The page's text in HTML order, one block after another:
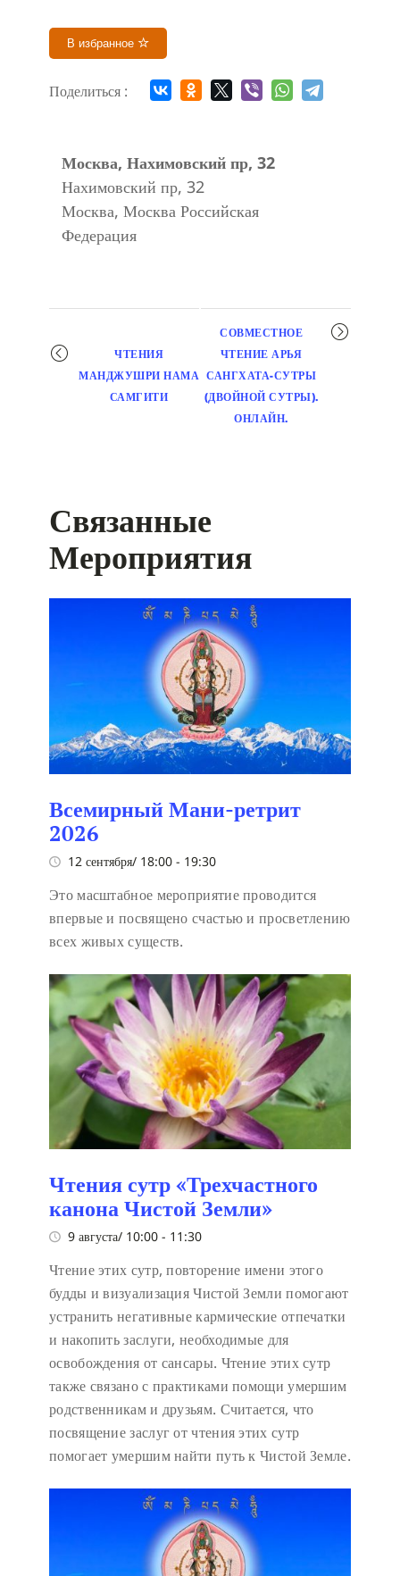
В избранное
Поделиться :
Москва, Нахимовский пр, 32
Нахимовский пр, 32
Москва, Москва Российская
Федерация
Мероприятие
навигация
ЧТЕНИЯ
МАНДЖУШРИ НАМА
САМГИТИ
СОВМЕСТНОЕ
ЧТЕНИЕ АРЬЯ
САНГХАТА-СУТРЫ
(ДВОЙНОЙ СУТРЫ).
ОНЛАЙН.
Связанные
Мероприятия
Всемирный Мани-ретрит
2026
12 сентября/ 18:00 - 19:30
Это масштабное мероприятие проводится
впервые и посвящено счастью и просветлению
всех живых существ.
Чтения сутр «Трехчастного
канона Чистой Земли»
9 августа/ 10:00 - 11:30
Чтение этих сутр, повторение имени этого
будды и визуализация Чистой Земли помогают
устранить негативные кармические отпечатки
и накопить заслуги, необходимые для
освобождения от сансары. Чтение этих сутр
также связано с практиками помощи умершим
родственникам и друзьям. Считается, что
посвящение заслуг от чтения этих сутр
помогает умершим найти путь к Чистой Земле.